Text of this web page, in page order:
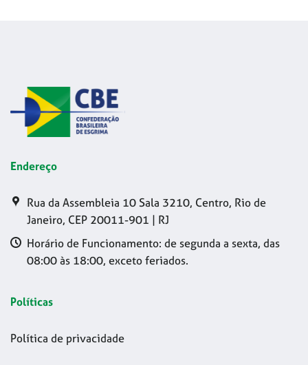
Endereço
Rua da Assembleia 10 Sala 3210, Centro, Rio de
Janeiro, CEP 20011-901 | RJ
Horário de Funcionamento: de segunda a sexta, das
08:00 às 18:00, exceto feriados.
Políticas
Política de privacidade